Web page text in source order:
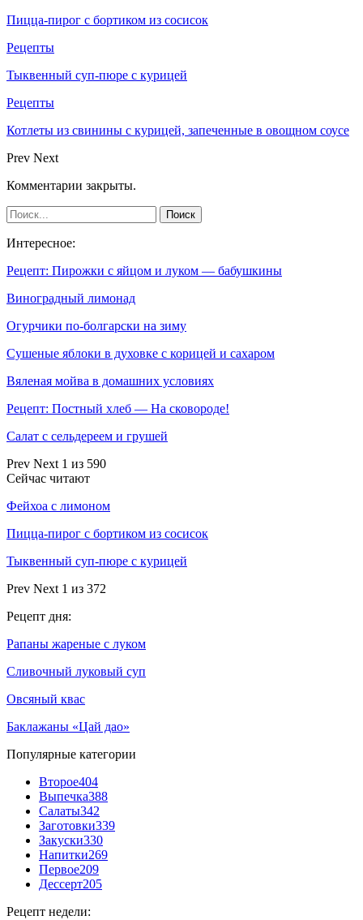
Пицца-пирог с бортиком из сосисок
Рецепты
Тыквенный суп-пюре с курицей
Рецепты
Котлеты из свинины с курицей, запеченные в овощном соусе
Prev Next
Комментарии закрыты.
Интересное:
Рецепт: Пирожки с яйцом и луком — бабушкины
Виноградный лимонад
Огурчики по-болгарски на зиму
Сушеные яблоки в духовке с корицей и сахаром
Вяленая мойва в домашних условиях
Рецепт: Постный хлеб — На сковороде!
Салат с сельдереем и грушей
Prev Next 1 из 590
Сейчас читают
Фейхоа с лимоном
Пицца-пирог с бортиком из сосисок
Тыквенный суп-пюре с курицей
Prev Next 1 из 372
Рецепт дня:
Рапаны жареные с луком
Сливочный луковый суп
Овсяный квас
Баклажаны «Цай дао»
Популярные категории
Второе404
Выпечка388
Салаты342
Заготовки339
Закуски330
Напитки269
Первое209
Дессерт205
Рецепт недели: